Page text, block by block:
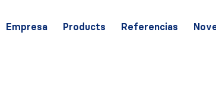
Empresa Products Referencias